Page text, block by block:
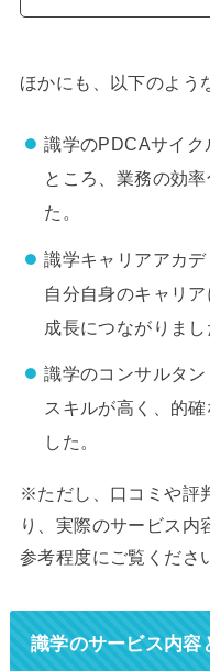
ほかにも、以下のよう
識学のPDCAサイク
ところ、業務の効
た。
識学キャリアアカデ
自分自身のキャリ
成長につながりまし
識学のコンサルタ
スキルが高く、的
した。
※ただし、口コミや評
り、実際のサービス内
参考程度にご覧くださ
識学のサービス内容